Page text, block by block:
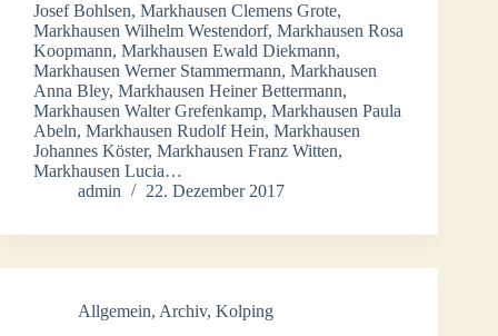
Josef Bohlsen, Markhausen Clemens Grote,
Markhausen Wilhelm Westendorf, Markhausen Rosa
Koopmann, Markhausen Ewald Diekmann,
Markhausen Werner Stammermann, Markhausen
Anna Bley, Markhausen Heiner Bettermann,
Markhausen Walter Grefenkamp, Markhausen Paula
Abeln, Markhausen Rudolf Hein, Markhausen
Johannes Köster, Markhausen Franz Witten,
Markhausen Lucia…
admin
22. Dezember 2017
Allgemein, Archiv, Kolping